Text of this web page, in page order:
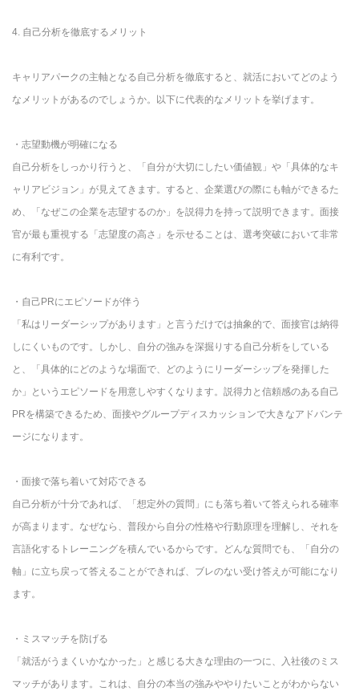
4. 自己分析を徹底するメリット
キャリアパークの主軸となる自己分析を徹底すると、就活においてどのよう
なメリットがあるのでしょうか。以下に代表的なメリットを挙げます。
・志望動機が明確になる
自己分析をしっかり行うと、「自分が大切にしたい価値観」や「具体的なキ
ャリアビジョン」が見えてきます。すると、企業選びの際にも軸ができるた
め、「なぜこの企業を志望するのか」を説得力を持って説明できます。面接
官が最も重視する「志望度の高さ」を示せることは、選考突破において非常
に有利です。
・自己PRにエピソードが伴う
「私はリーダーシップがあります」と言うだけでは抽象的で、面接官は納得
しにくいものです。しかし、自分の強みを深掘りする自己分析をしている
と、「具体的にどのような場面で、どのようにリーダーシップを発揮した
か」というエピソードを用意しやすくなります。説得力と信頼感のある自己
PRを構築できるため、面接やグループディスカッションで大きなアドバンテ
ージになります。
・面接で落ち着いて対応できる
自己分析が十分であれば、「想定外の質問」にも落ち着いて答えられる確率
が高まります。なぜなら、普段から自分の性格や行動原理を理解し、それを
言語化するトレーニングを積んでいるからです。どんな質問でも、「自分の
軸」に立ち戻って答えることができれば、ブレのない受け答えが可能になり
ます。
・ミスマッチを防げる
「就活がうまくいかなかった」と感じる大きな理由の一つに、入社後のミス
マッチがあります。これは、自分の本当の強みややりたいことがわからない